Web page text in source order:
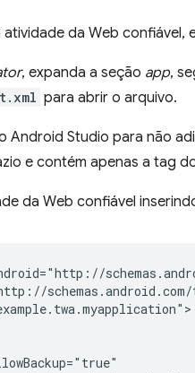
da Web confiável,
, expanda a seção app,
para abrir o arquivo.
Android Studio para não
e contém apenas a tag
da Web confiável